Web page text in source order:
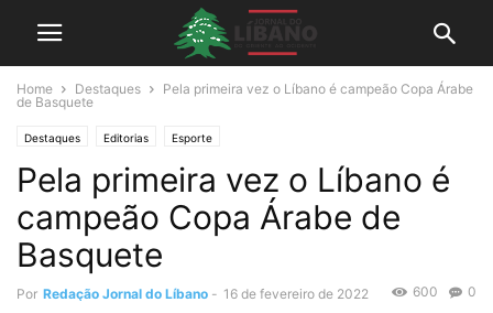
Home Destaques
Pela primeira vez o Líbano é campeão Copa Árabe
de Basquete
Destaques Editorias Esporte
Pela primeira vez o Líbano é
campeão Copa Árabe de
Basquete
Por Redação Jornal do Líbano - 16 de fevereiro de 2022 0
600